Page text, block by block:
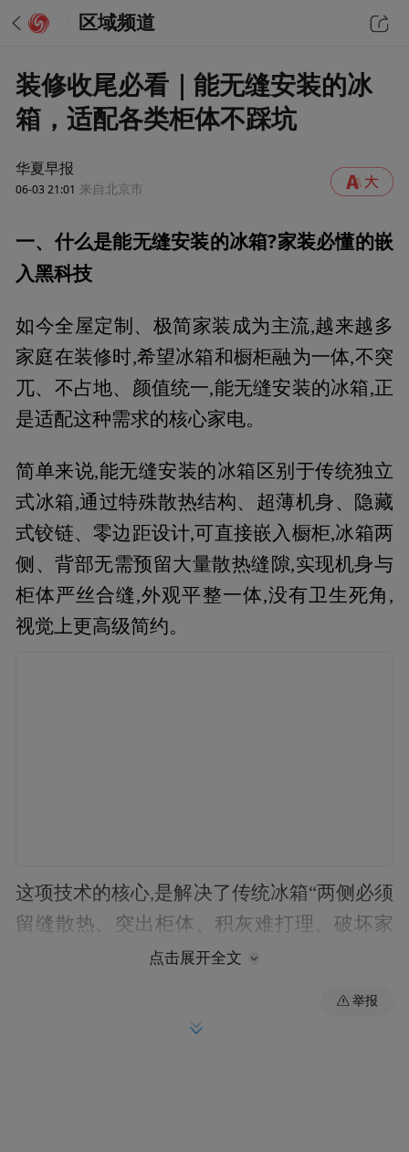
区域频道
装修收尾必看｜能无缝安装的冰
箱，适配各类柜体不踩坑
华夏早报
06-03 21:01 来自北京市
一、什么是能无缝安装的冰箱?家装必懂的嵌
入黑科技
如今全屋定制、极简家装成为主流,越来越多
家庭在装修时,希望冰箱和橱柜融为一体,不突
兀、不占地、颜值统一,能无缝安装的冰箱,正
是适配这种需求的核心家电。
简单来说,能无缝安装的冰箱区别于传统独立
式冰箱,通过特殊散热结构、超薄机身、隐藏
式铰链、零边距设计,可直接嵌入橱柜,冰箱两
侧、背部无需预留大量散热缝隙,实现机身与
柜体严丝合缝,外观平整一体,没有卫生死角,
视觉上更高级简约。
这项技术的核心,是解决了传统冰箱“两侧必须
留缝散热、突出柜体、积灰难打理、破坏家
装整体性”的痛点。传统冰箱需要预留5–
藏油污灰尘;而无缝安装冰箱采用前置散热、
点击展开全文
举报